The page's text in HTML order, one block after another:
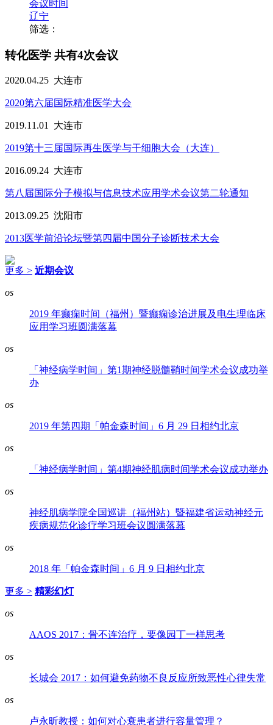
会议时间
辽宁
筛选：
转化医学 共有4次会议
2020.04.25 大连市
2020第六届国际精准医学大会
2019.11.01 大连市
2019第十三届国际再生医学与干细胞大会（大连）
2016.09.24 大连市
第八届国际分子模拟与信息技术应用学术会议第二轮通知
2013.09.25 沈阳市
2013医学前沿论坛暨第四届中国分子诊断技术大会
更多 > 近期会议
os
2019 年癫痫时间（福州）暨癫痫诊治进展及电生理临床
应用学习班圆满落幕
os
「神经病学时间」第1期神经脱髓鞘时间学术会议成功举
办
os
2019 年第四期「帕金森时间」6 月 29 日相约北京
os
「神经病学时间」第4期神经肌病时间学术会议成功举办
os
神经肌病学院全国巡讲（福州站）暨福建省运动神经元
疾病规范化诊疗学习班会议圆满落幕
os
2018 年「帕金森时间」6 月 9 日相约北京
更多 > 精彩幻灯
os
AAOS 2017：骨不连治疗，要像园丁一样思考
os
长城会 2017：如何避免药物不良反应所致恶性心律失常
os
卢永昕教授：如何对心衰患者进行容量管理？